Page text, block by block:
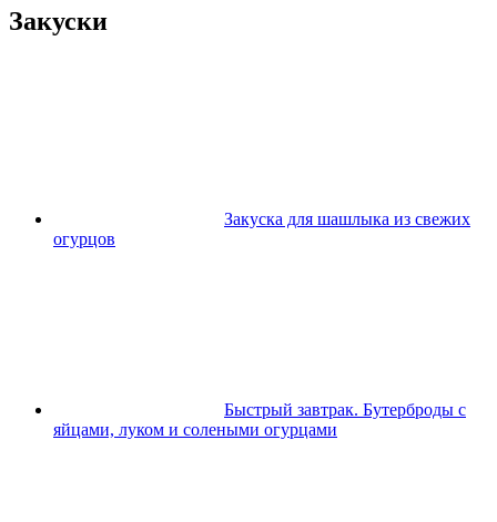
Закуски
Закуска для шашлыка из свежих
огурцов
Быстрый завтрак. Бутерброды с
яйцами, луком и солеными огурцами